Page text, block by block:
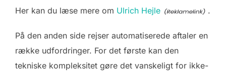
Her kan du læse mere om Ulrich Hejle .
På den anden side rejser automatiserede aftaler en
række udfordringer. For det første kan den
tekniske kompleksitet gøre det vanskeligt for ikke-